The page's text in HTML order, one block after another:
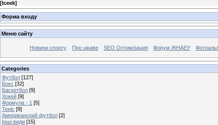
[Iceek]
Форма входу
Меню сайту
Новини спорту Про цікаве SEO Оптимізация Форум ЖНАЕУ
Categories
Футбол [127]
Бокс [32]
Баскетбол [9]
Хокей [9]
Формула - 1 [5]
Теніс [9]
Американский футбол [2]
Інші види [15]